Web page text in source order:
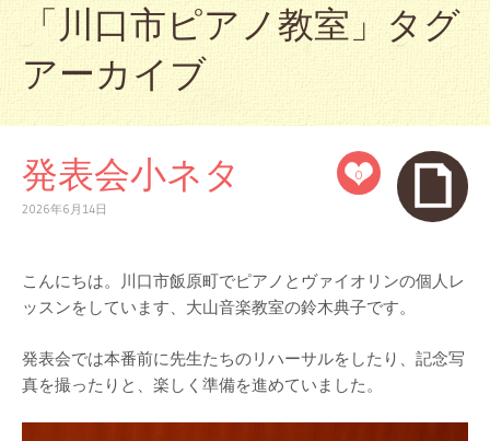
「 川口市ピアノ教室 」タグ
アーカイブ
0
発表会小ネタ
2026年6月14日
こんにちは。川口市飯原町でピアノとヴァイオリンの個人レ
ッスンをしています、大山音楽教室の鈴木典子です。
発表会では本番前に先生たちのリハーサルをしたり、記念写
真を撮ったりと、楽しく準備を進めていました。